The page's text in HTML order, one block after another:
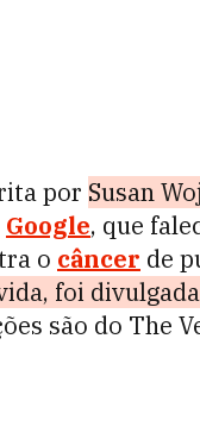
por Susan
Google, que
o câncer de
foi
são do The